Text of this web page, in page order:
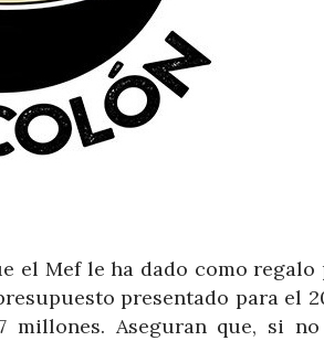
el Mef le ha dado como
presentado para el
millones. Aseguran que, si